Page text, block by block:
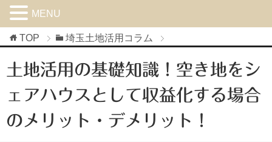
TOP 埼玉土地活用コラム
土地活用の基礎知識！空き地をシ
ェアハウスとして収益化する場合
のメリット・デメリット！
MENU